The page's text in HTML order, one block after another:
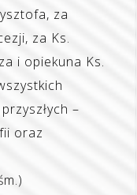
za
za Ks.
i opiekuna Ks.
–
oraz